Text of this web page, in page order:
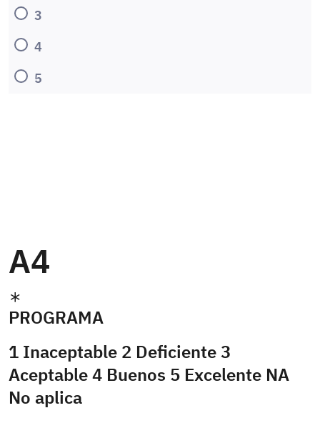
3
4
5
A4
PROGRAMA
1 Inaceptable 2 Deficiente 3
Aceptable 4 Buenos 5 Excelente NA
No aplica